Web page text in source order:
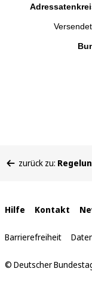
befinden
zurück zu:
Interne
Links
Hilfe Kontakt
Barrierefreiheit
© Deutscher